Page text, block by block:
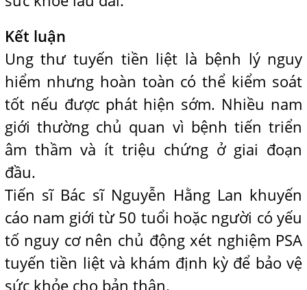
Kết luận
Ung thư tuyến tiền liệt là bệnh lý nguy
hiểm nhưng hoàn toàn có thể kiểm soát
tốt nếu được phát hiện sớm. Nhiều nam
giới thường chủ quan vì bệnh tiến triển
âm thầm và ít triệu chứng ở giai đoạn
đầu.
Tiến sĩ Bác sĩ Nguyễn Hằng Lan khuyến
cáo nam giới từ 50 tuổi hoặc người có yếu
tố nguy cơ nên chủ động xét nghiệm PSA
tuyến tiền liệt và khám định kỳ để bảo vệ
sức khỏe cho bản thân.